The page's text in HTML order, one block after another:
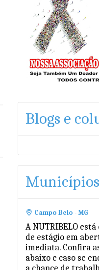
Blogs e
Municípios
Campo Belo - MG
A NUTRIBELO
de estágio em
imediata. Confira
abaixo e caso se